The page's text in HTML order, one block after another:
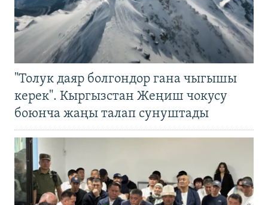
"Толук даяр болгондор гана чыгышы
керек". Кыргызстан Жеңиш чокусу
боюнча жаңы талап сунуштады